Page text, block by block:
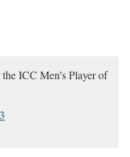
ICC Men’s Player of